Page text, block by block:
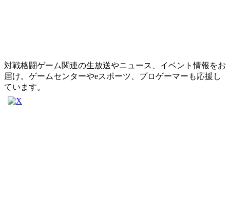
対戦格闘ゲーム関連の生放送やニュース、イベント情報をお
届け。ゲームセンターやeスポーツ、プロゲーマーも応援し
ています。